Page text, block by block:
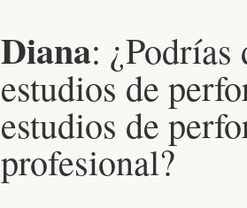
Diana: ¿Podrías
estudios de
estudios de
profesional?